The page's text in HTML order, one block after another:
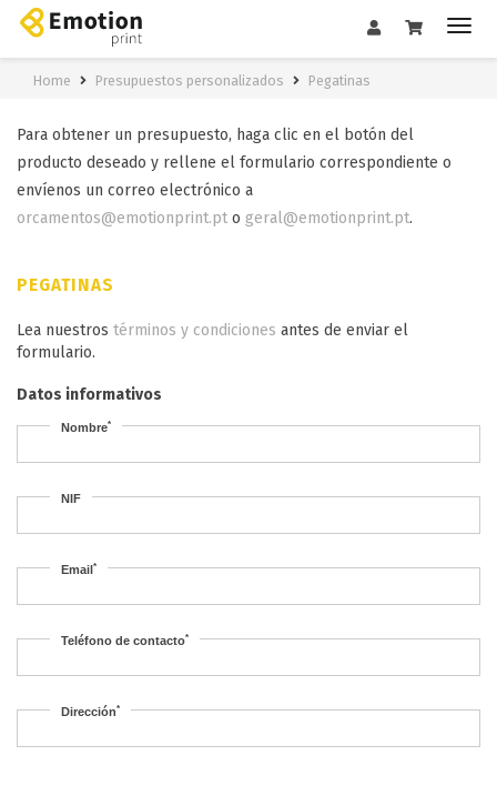
Home Presupuestos personalizados Pegatinas
Para obtener un presupuesto, haga clic en el botón del
producto deseado y rellene el formulario correspondiente o
envíenos un correo electrónico a
orcamentos@emotionprint.pt o geral@emotionprint.pt.
PEGATINAS
Lea nuestros términos y condiciones antes de enviar el
formulario.
Datos informativos
Nombre*
NIF
Email*
Teléfono de contacto*
Dirección*